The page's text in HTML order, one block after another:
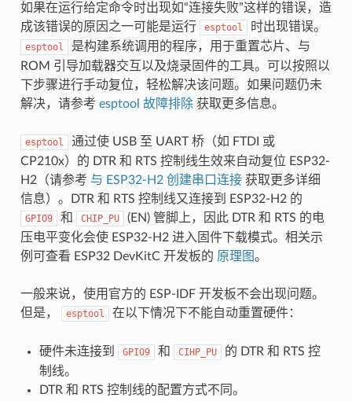
如果在运行给定命令时出现如“连接失败”这样的错误，造
成该错误的原因之一可能是运行
esptool 时出现错误。
esptool
是构建系统调用的程序，用于重置芯片、与
ROM 引导加载器交互以及烧录固件的工具。可以按照以
下步骤进行手动复位，轻松解决该问题。如果问题仍未
解决，请参考 esptool 故障排除获取更多信息。
esptool
通过使 USB 至 UART 桥（如 FTDI 或
CP210x）的 DTR 和 RTS 控制线生效来自动复位 ESP32-
H2（请参考 与 ESP32-H2 创建串口连接获取更多详细
信息）。DTR 和 RTS 控制线又连接到 ESP32-H2 的
GPIO9 和 CHIP_PU
(EN) 管脚上，因此 DTR 和 RTS 的电
压电平变化会使 ESP32-H2 进入固件下载模式。相关示
例可查看 ESP32 DevKitC 开发板的 原理图。
一般来说，使用官方的 ESP-IDF 开发板不会出现问题。
但是，
esptool 在以下情况下不能自动重置硬件：
硬件未连接到 GPIO9 和 CIHP_PU
的 DTR 和 RTS 控
制线。
DTR 和 RTS 控制线的配置方式不同。